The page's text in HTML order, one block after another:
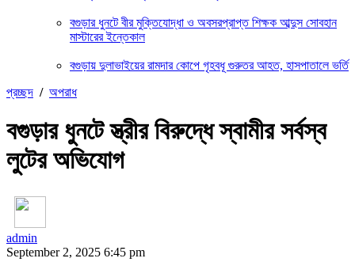
বগুড়ার ধুনটে বীর মুক্তিযোদ্ধা ও অবসরপ্রাপ্ত শিক্ষক আব্দুস সোবহান
মাস্টারের ইন্তেকাল
বগুড়ায় দুলাভাইয়ের রামদার কোপে গৃহবধূ গুরুতর আহত, হাসপাতালে ভর্তি
প্রচ্ছদ / অপরাধ
বগুড়ার ধুনটে স্ত্রীর বিরুদ্ধে স্বামীর সর্বস্ব
লুটের অভিযোগ
admin
September 2, 2025 6:45 pm